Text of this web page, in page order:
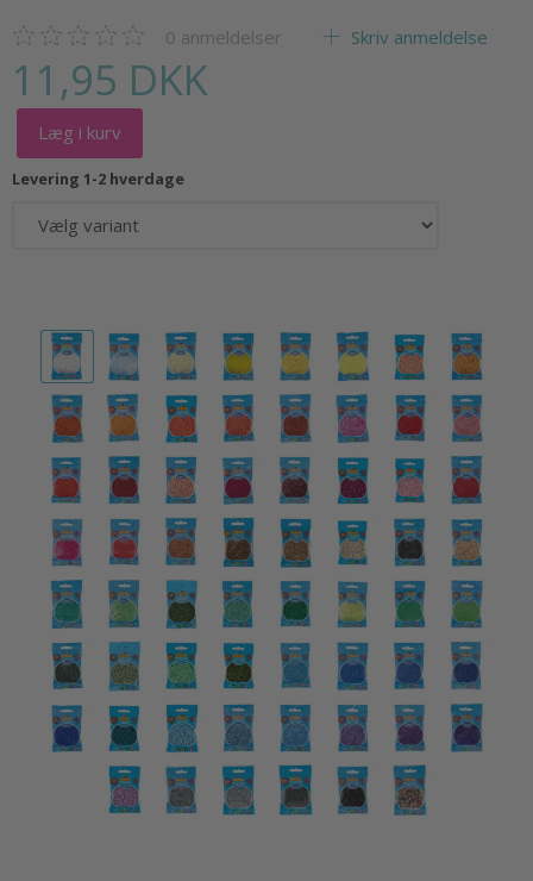
0 anmeldelser Skriv anmeldelse
11,95 DKK
Læg i kurv
Levering 1-2 hverdage